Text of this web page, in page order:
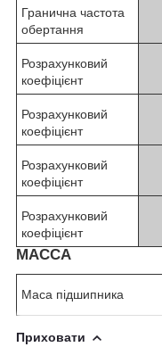
Гранична частота
обертання
Розрахунковий
коефіцієнт
Розрахунковий
коефіцієнт
Розрахунковий
коефіцієнт
Розрахунковий
коефіцієнт
МАССА
Маса підшипника
Приховати